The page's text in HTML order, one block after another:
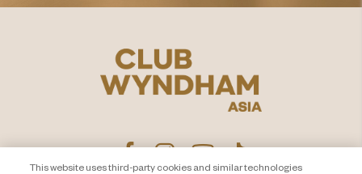
This website uses third-party cookies and similar technologies